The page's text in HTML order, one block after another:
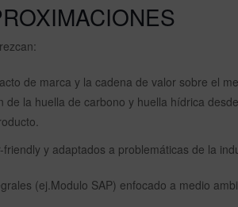
de marca y la cadena de valor sobre el
de la huella de carbono y huella hídrica
y adaptados a problemáticas de la
(ej.Modulo SAP) enfocado a medio